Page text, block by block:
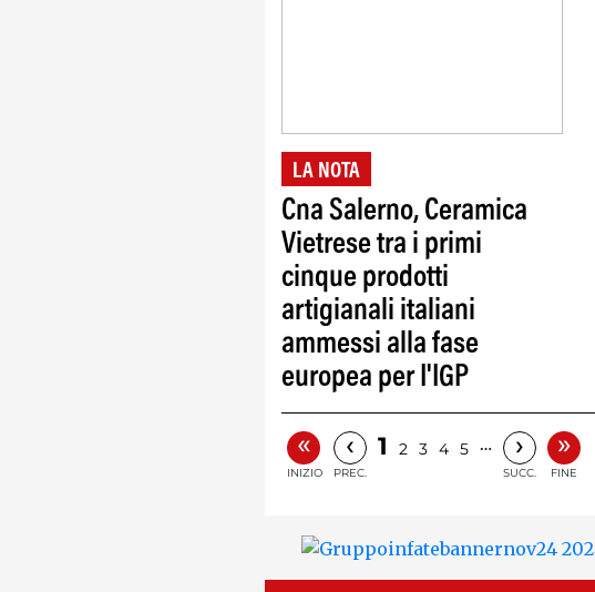
LA NOTA
Cna Salerno, Ceramica
Vietrese tra i primi
cinque prodotti
artigianali italiani
ammessi alla fase
europea per I'IGP
«
INIZIO
‹
PREC.
1 2 3 4 5 … ›
SUCC.
»
FINE